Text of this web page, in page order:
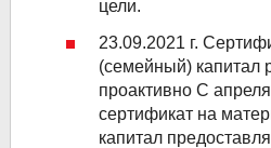
цели.
23.09.2021 г.
(семейный) капитал
проактивно С
сертификат на
капитал